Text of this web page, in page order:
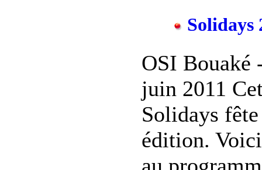
Solidays
OSI Bouaké
juin 2011
Solidays
édition.